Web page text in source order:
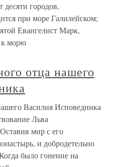
десяти городов,
при море Галилейском;
Евангелист Марк,
к морю
отца нашего
Василия Исповедника
Льва
мир с его
и добродетельно
было гонение на